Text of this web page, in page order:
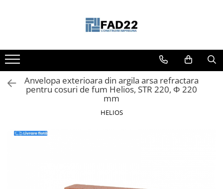
Materiale de constructii
Termoizolatii
Vata minerala
Polistiren
OSB
Anvelopa exterioara din argila arsa refractara
pentru cosuri de fum Helios, STR 220, Φ 220
mm
HELIOS